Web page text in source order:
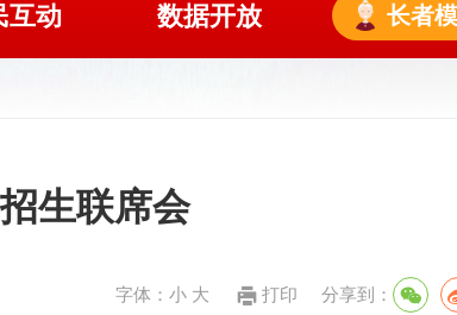
互动 数据开放 长者
生联席会
字体： 小 大 打印 分享到：